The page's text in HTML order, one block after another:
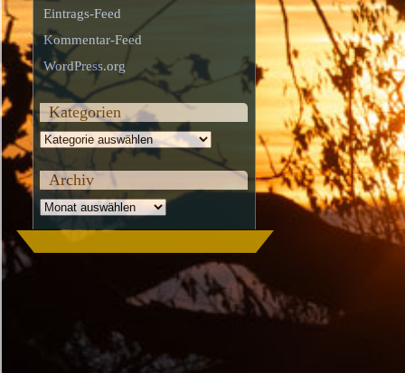
Eintrags-Feed
Kommentar-Feed
WordPress.org
Kategorien
Kategorien
Archiv
Archiv